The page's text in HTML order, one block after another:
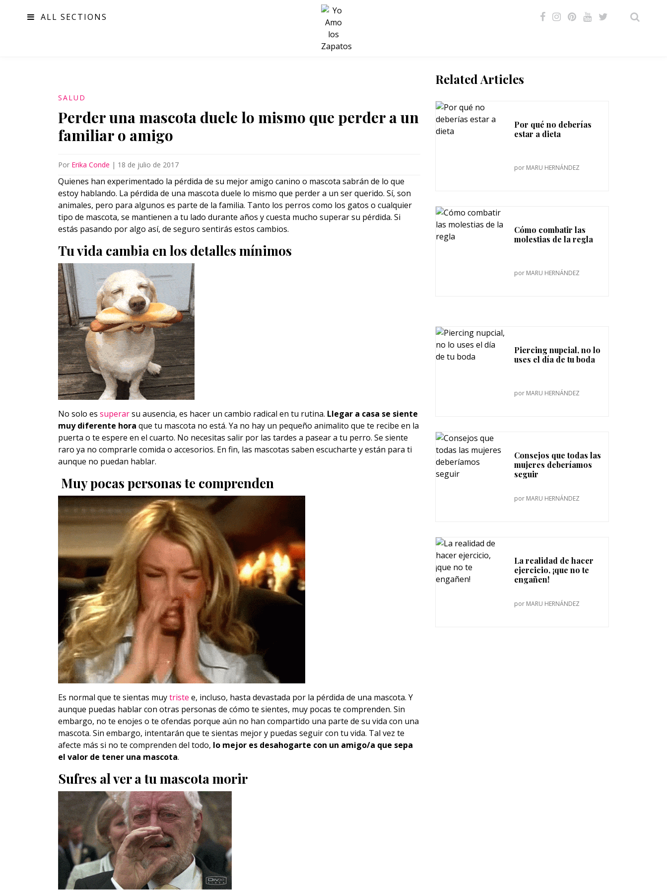
ALL SECTIONS
SALUD
SALUD
Perder una mascota duele lo mismo que perder a un
familiar o amigo
Por Erika Conde | 18 de julio de 2017
Quienes han experimentado la pérdida de su mejor amigo canino o mascota sabrán de lo que
estoy hablando. La pérdida de una mascota duele lo mismo que perder a un ser querido. Sí, son
animales, pero para algunos es parte de la familia. Tanto los perros como los gatos o cualquier
tipo de mascota, se mantienen a tu lado durante años y cuesta mucho superar su pérdida. Si
estás pasando por algo así, de seguro sentirás estos cambios.
Tu vida cambia en los detalles mínimos
No solo es superarsu ausencia, es hacer un cambio radical en tu rutina. Llegar a casa se siente
muy diferente hora que tu mascota no está. Ya no hay un pequeño animalito que te recibe en la
puerta o te espere en el cuarto. No necesitas salir por las tardes a pasear a tu perro. Se siente
raro ya no comprarle comida o accesorios. En fin, las mascotas saben escucharte y están para ti
aunque no puedan hablar.
Muy pocas personas te comprenden
Es normal que te sientas muytriste e, incluso, hasta devastada por la pérdida de una mascota. Y
aunque puedas hablar con otras personas de cómo te sientes, muy pocas te comprenden. Sin
embargo, no te enojes o te ofendas porque aún no han compartido una parte de su vida con una
mascota. Sin embargo, intentarán que te sientas mejor y puedas seguir con tu vida. Tal vez te
afecte más si no te comprenden del todo, lo mejor es desahogarte con un amigo/a que sepa
el valor de tener una mascota.
Sufres al ver a tu mascota morir
Related Articles
Por qué no deberías
estar a dieta
por MARU HERNÁNDEZ
Cómo combatir las
molestias de la regla
por MARU HERNÁNDEZ
Piercing nupcial, no lo
uses el día de tu boda
por MARU HERNÁNDEZ
Consejos que todas las
mujeres deberíamos
seguir
por MARU HERNÁNDEZ
La realidad de hacer
ejercicio, ¡que no te
engañen!
por MARU HERNÁNDEZ